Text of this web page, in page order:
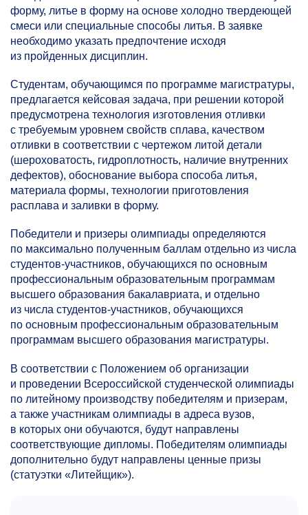
форму, литье в форму на основе холодно твердеющей
смеси или специальные способы литья. В заявке
необходимо указать предпочтение исходя
из пройденных дисциплин.
Студентам, обучающимся по программе магистратуры,
предлагается кейсовая задача, при решении которой
предусмотрена технология изготовления отливки
с требуемым уровнем свойств сплава, качеством
отливки в соответствии с чертежом литой детали
(шероховатость, гидроплотность, наличие внутренних
дефектов), обоснование выбора способа литья,
материала формы, технологии приготовления
расплава и заливки в форму.
Победители и призеры олимпиады определяются
по максимально полученным баллам отдельно из числа
студентов-участников, обучающихся по основным
профессиональным образовательным программам
высшего образования бакалавриата, и отдельно
из числа студентов-участников, обучающихся
по основным профессиональным образовательным
программам высшего образования магистратуры.
В соответствии с Положением об организации
и проведении Всероссийской студенческой олимпиады
по литейному производству победителям и призерам,
а также участникам олимпиады в адреса вузов,
в которых они обучаются, будут направлены
соответствующие дипломы. Победителям олимпиады
дополнительно будут направлены ценные призы
(статуэтки «Литейщик»).